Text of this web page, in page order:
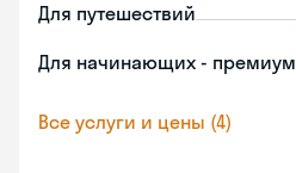
Для путешествий
Для начинающих - премиум
Все услуги и цены (4)